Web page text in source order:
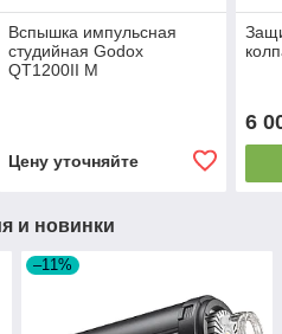
Вспышка импульсная
студийная Godox
QT1200II M
Цену уточняйте
6
и новинки
–11%